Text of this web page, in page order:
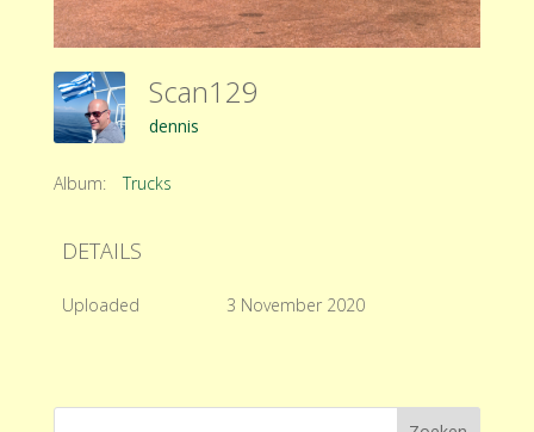
Scan129
dennis
Album: Trucks
DETAILS
Uploaded 3 November 2020